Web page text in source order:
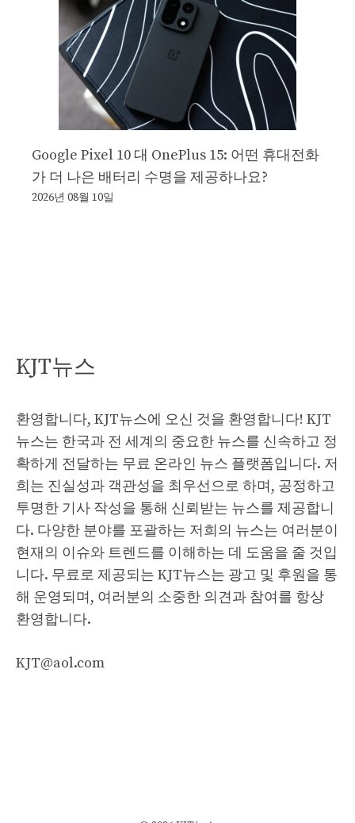
Google Pixel 10 대 OnePlus 15: 어떤 휴대전화
가 더 나은 배터리 수명을 제공하나요?
2026년 08월 10일
KJT뉴스
환영합니다, KJT뉴스에 오신 것을 환영합니다! KJT
뉴스는 한국과 전 세계의 중요한 뉴스를 신속하고 정
확하게 전달하는 무료 온라인 뉴스 플랫폼입니다. 저
희는 진실성과 객관성을 최우선으로 하며, 공정하고
투명한 기사 작성을 통해 신뢰받는 뉴스를 제공합니
다. 다양한 분야를 포괄하는 저희의 뉴스는 여러분이
현재의 이슈와 트렌드를 이해하는 데 도움을 줄 것입
니다. 무료로 제공되는 KJT뉴스는 광고 및 후원을 통
해 운영되며, 여러분의 소중한 의견과 참여를 항상
환영합니다.
KJT@aol.com